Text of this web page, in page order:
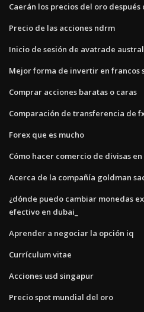
Caerán los precios del oro
Precio de las acciones ndrm
Inicio de sesión de avatrade
Mejor forma de invertir en francos
Comprar acciones baratas o caras
Comparación de transferencia de
Forex que es mucho
Cómo hacer comercio de divisas
Acerca de la compañía goldman
¿dónde puedo cambiar monedas
efectivo en dubai_
Aprender a negociar la opción iq
Currículum vitae
Acciones usd singapur
Precio spot mundial del oro